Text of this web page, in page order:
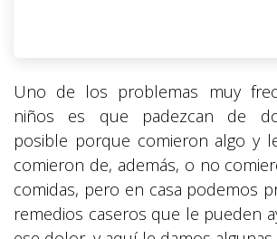
Uno de los problemas muy
niños es que padezcan de
posible porque comieron algo y
comieron de, además, o no
comidas, pero en casa podemos
remedios caseros que le pueden